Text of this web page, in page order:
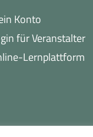
Konto
für Veranstalter
Lernplattform